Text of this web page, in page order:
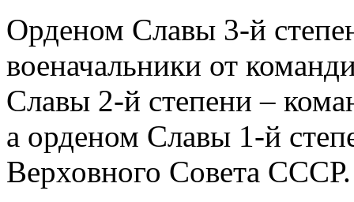
Орденом Славы 3-й
военачальники от
Славы 2-й степени –
а орденом Славы 1-й
Верховного Совета СССР.